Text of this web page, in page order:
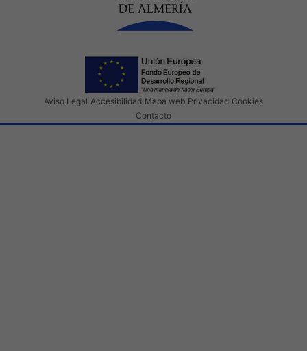
Aviso Legal Accesibilidad Mapa web Privacidad Cookies
Contacto